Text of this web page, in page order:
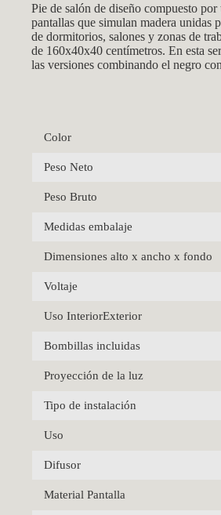
Pie de salón de diseño compuesto por
pantallas que simulan madera
de dormitorios, salones y zonas de
de 160x40x40 centímetros. En esta
las versiones combinando el negro
Color
Peso Neto
Peso Bruto
Medidas embalaje
Dimensiones alto x ancho x fondo
Voltaje
Uso InteriorExterior
Bombillas incluidas
Proyección de la luz
Tipo de instalación
Uso
Difusor
Material Pantalla